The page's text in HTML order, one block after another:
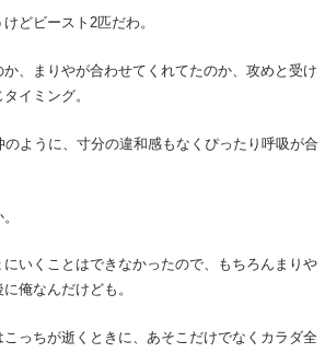
どビースト2匹だわ。
、まりやが合わせてくれてたのか、攻めと受け
イミング。
のように、寸分の違和感もなくぴったり呼吸が合
いくことはできなかったので、もちろんまりや
俺なんだけども。
っちが逝くときに、あそこだけでなくカラダ全